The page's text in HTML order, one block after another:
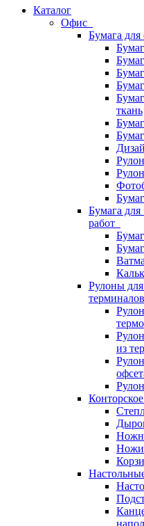
Каталог
Офис
Бумага
ткань
Бумага
работ
Рулоны
из
Ножи